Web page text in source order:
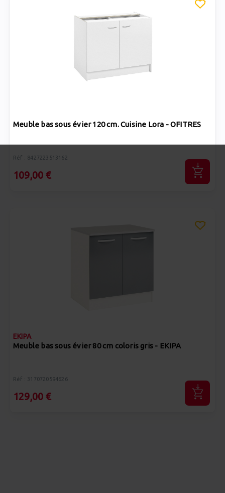
Meuble bas sous évier 120 cm. Cuisine Lora - OFITRES
Réf : 8427223513162
109,00 €
EKIPA
Meuble bas sous évier 80 cm coloris gris - EKIPA
Réf : 3170720594626
129,00 €